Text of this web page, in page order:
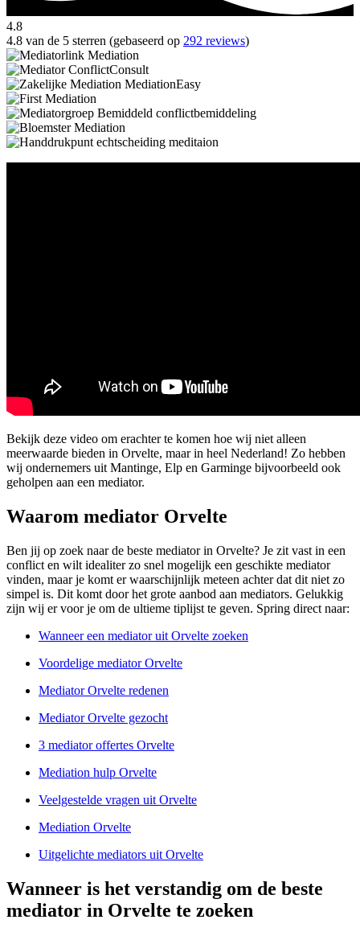
4.8
4.8 van de 5 sterren (gebaseerd op 292 reviews)
Bekijk deze video om erachter te komen hoe wij niet alleen
meerwaarde bieden in Orvelte, maar in heel Nederland! Zo hebben
wij ondernemers uit Mantinge, Elp en Garminge bijvoorbeeld ook
geholpen aan een mediator.
Waarom mediator Orvelte
Ben jij op zoek naar de beste mediator in Orvelte? Je zit vast in een
conflict en wilt idealiter zo snel mogelijk een geschikte mediator
vinden, maar je komt er waarschijnlijk meteen achter dat dit niet zo
simpel is. Dit komt door het grote aanbod aan mediators. Gelukkig
zijn wij er voor je om de ultieme tiplijst te geven. Spring direct naar:
Wanneer een mediator uit Orvelte zoeken
Voordelige mediator Orvelte
Mediator Orvelte redenen
Mediator Orvelte gezocht
3 mediator offertes Orvelte
Mediation hulp Orvelte
Veelgestelde vragen uit Orvelte
Mediation Orvelte
Uitgelichte mediators uit Orvelte
Wanneer is het verstandig om de beste
mediator in Orvelte te zoeken